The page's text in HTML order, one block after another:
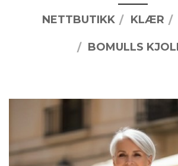
NETTBUTIKK KLÆR
BOMULLS